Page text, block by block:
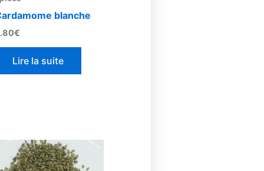
blanche
€
Lire la suite